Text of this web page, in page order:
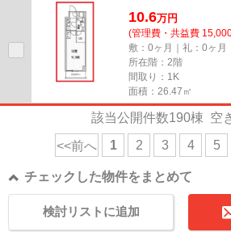
10.6万円
(管理費・共益費
敷：0ヶ月｜礼：0ヶ月
所在階：2階
間取り：1K
面積：26.47㎡
該当公開件数190棟 空
<<前へ 1 2 3 4 5
チェックした物件をまとめて
検討リストに追加